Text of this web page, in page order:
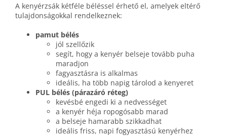
A kenyérzsák kétféle béléssel érhető el, amelyek eltérő
tulajdonságokkal rendelkeznek:
pamut bélés
jól szellőzik
segít, hogy a kenyér belseje tovább puha
maradjon
fagyasztásra is alkalmas
ideális, ha több napig tárolod a kenyeret
PUL bélés (párazáró réteg)
kevésbé engedi ki a nedvességet
a kenyér héja ropogósabb marad
a belseje hamarabb szikkadhat
ideális friss, napi fogyasztású kenyérhez